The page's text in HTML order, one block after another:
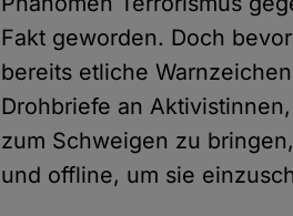
Fakt geworden. Doch
bereits etliche
Drohbriefe an
zum Schweigen zu
und offline, um sie